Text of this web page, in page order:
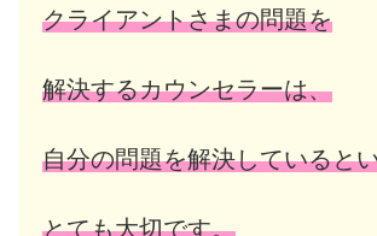
クライアントさまの問題を
解決するカウンセラーは、
自分の問題を解決していると
とても大切です。